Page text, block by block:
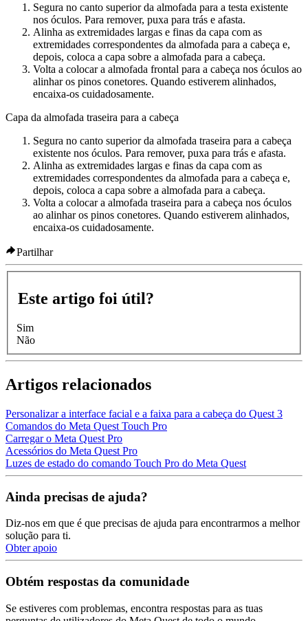
Segura no canto superior da almofada para a testa existente
nos óculos. Para remover, puxa para trás e afasta.
Alinha as extremidades largas e finas da capa com as
extremidades correspondentes da almofada para a cabeça e,
depois, coloca a capa sobre a almofada para a cabeça.
Volta a colocar a almofada frontal para a cabeça nos óculos ao
alinhar os pinos conetores. Quando estiverem alinhados,
encaixa-os cuidadosamente.
Capa da almofada traseira para a cabeça
Segura no canto superior da almofada traseira para a cabeça
existente nos óculos. Para remover, puxa para trás e afasta.
Alinha as extremidades largas e finas da capa com as
extremidades correspondentes da almofada para a cabeça e,
depois, coloca a capa sobre a almofada para a cabeça.
Volta a colocar a almofada traseira para a cabeça nos óculos
ao alinhar os pinos conetores. Quando estiverem alinhados,
encaixa-os cuidadosamente.
Partilhar
Este artigo foi útil?
Sim
Não
Artigos relacionados
Personalizar a interface facial e a faixa para a cabeça do Quest 3
Comandos do Meta Quest Touch Pro
Carregar o Meta Quest Pro
Acessórios do Meta Quest Pro
Luzes de estado do comando Touch Pro do Meta Quest
Ainda precisas de ajuda?
Diz-nos em que é que precisas de ajuda para encontrarmos a melhor
solução para ti.
Obter apoio
Obtém respostas da comunidade
Se estiveres com problemas, encontra respostas para as tuas